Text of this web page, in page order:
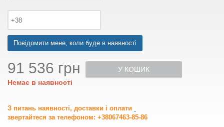
Повідомити мене, коли буде в наявності
91 536 грн
Немає в наявності
У КОШИК
З питань наявності, доставки і оплати
звертайтеся за телефоном: +38067463-85-86